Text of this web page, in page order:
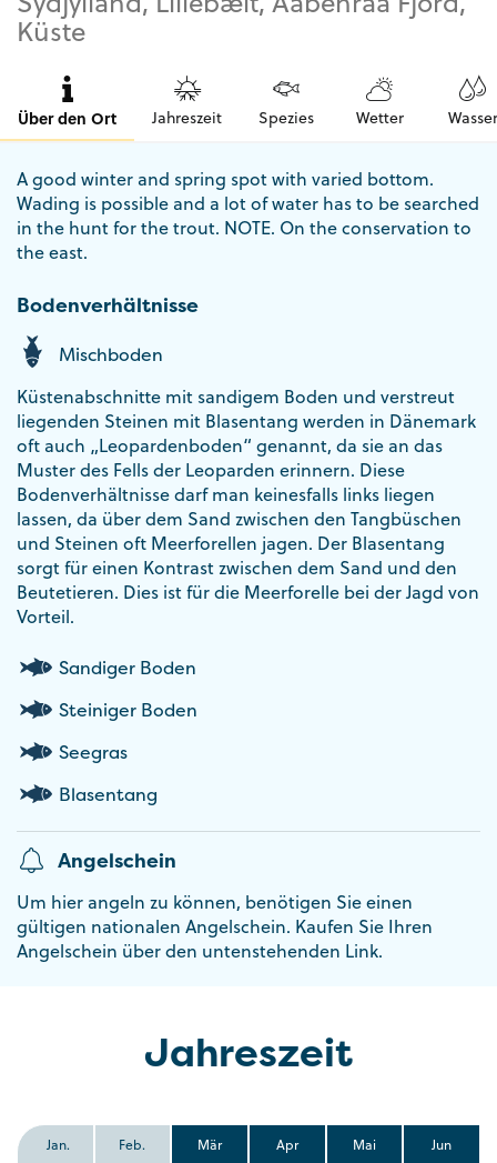
Küste
Über den Ort Jahreszeit Spezies Wetter Wasser
A good winter and spring spot with varied bottom.
Wading is possible and a lot of water has to be searched
in the hunt for the trout. NOTE. On the conservation to
the east.
Bodenverhältnisse
Mischboden
Küstenabschnitte mit sandigem Boden und verstreut
liegenden Steinen mit Blasentang werden in Dänemark
oft auch „Leopardenboden“ genannt, da sie an das
Muster des Fells der Leoparden erinnern. Diese
Bodenverhältnisse darf man keinesfalls links liegen
lassen, da über dem Sand zwischen den Tangbüschen
und Steinen oft Meerforellen jagen. Der Blasentang
sorgt für einen Kontrast zwischen dem Sand und den
Beutetieren. Dies ist für die Meerforelle bei der Jagd von
Vorteil.
Sandiger Boden
Steiniger Boden
Seegras
Blasentang
Angelschein
Um hier angeln zu können, benötigen Sie einen
gültigen nationalen Angelschein. Kaufen Sie Ihren
Angelschein über den untenstehenden Link.
Jahreszeit
Jan. Feb. Mär Apr Mai Jun